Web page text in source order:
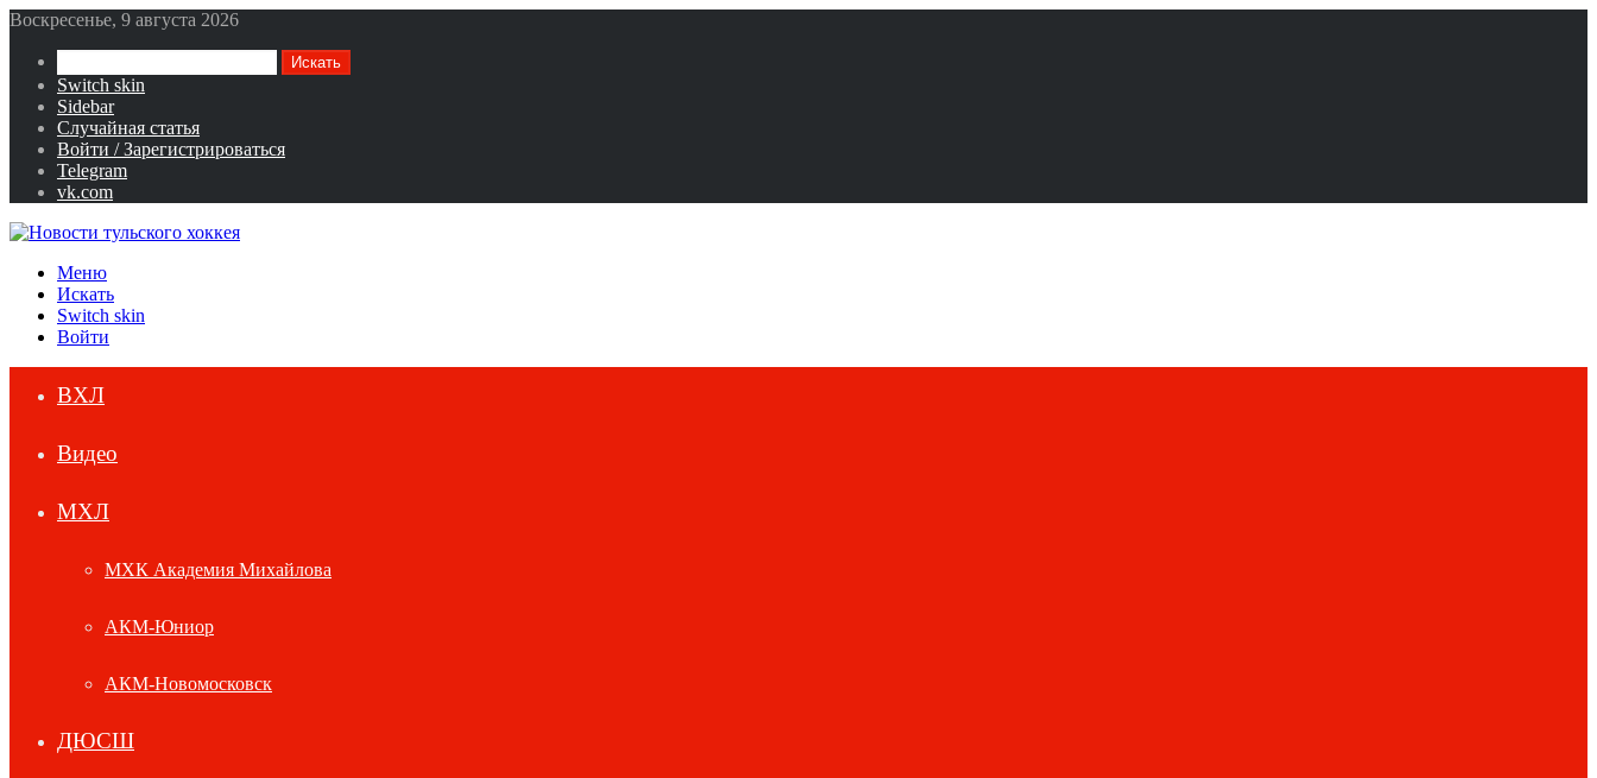
Воскресенье, 9 августа 2026
Искать
Switch skin
Sidebar
Случайная статья
Войти / Зарегистрироваться
Telegram
vk.com
Меню
Искать
Switch skin
Войти
ВХЛ
Видео
МХЛ
МХК Академия Михайлова
АКМ-Юниор
АКМ-Новомосковск
ДЮСШ